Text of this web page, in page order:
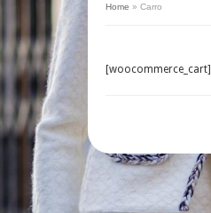
Home » Carro
[woocommerce_cart]